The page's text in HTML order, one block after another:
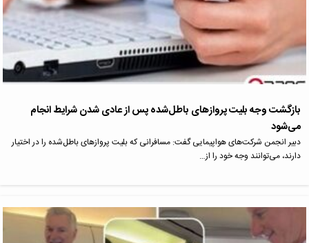
بازگشت وجه بلیت پروازهای باطل‌شده پس از عادی شدن شرایط انجام
می‌شود
دبیر انجمن شرکت‌های هواپیمایی گفت: مسافرانی که بلیت پروازهای باطل‌شده را در اختیار
دارند، می‌توانند وجه خود را از…